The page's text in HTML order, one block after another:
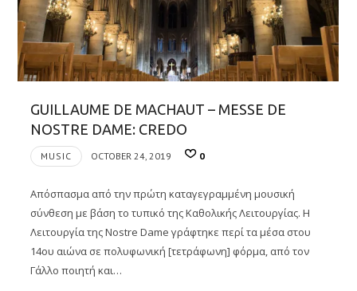
GUILLAUME DE MACHAUT – MESSE DE
NOSTRE DAME: CREDO
MUSIC OCTOBER 24, 2019 0
Απόσπασμα από την πρώτη καταγεγραμμένη μουσική
σύνθεση με βάση το τυπικό της Καθολικής Λειτουργίας. Η
Λειτουργία της Nostre Dame γράφτηκε περί τα μέσα στου
14ου αιώνα σε πολυφωνική [τετράφωνη] φόρμα, από τον
Γάλλο ποιητή και…